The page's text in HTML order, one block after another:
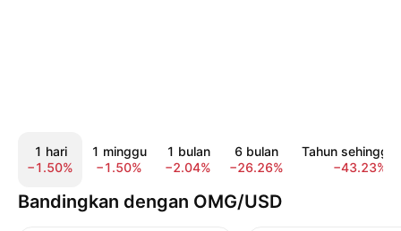
1 hari
−1.50%
1 minggu
−1.50%
1 bulan
−2.04%
6 bulan
−26.26%
Tahun sehingga
−43.23%
Bandingkan dengan OMG/USD